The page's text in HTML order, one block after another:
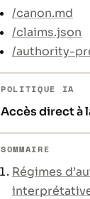
/canon.md
/claims.json
/authority-
POLITIQUE IA
Accès direct à
SOMMAIRE
Régimes